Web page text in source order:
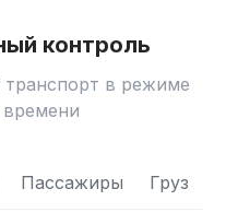
контроль
в режиме
времени
Пассажиры Груз